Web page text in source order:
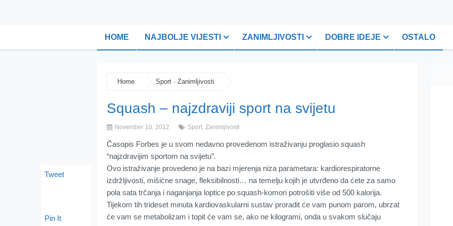
HOME NAJBOLJE VIJESTI ZANIMLJIVOSTI DOBRE IDEJE OSTALO
Home Sport · Zanimljivosti
Squash – najzdraviji sport na svijetu
November 10, 2012 Sport, Zanimljivosti
Časopis Forbes je u svom nedavno provedenom istraživanju proglasio squash
“najzdravijim sportom na svijetu”.
Ovo istraživanje provedeno je na bazi mjerenja niza parametara: kardiorespiratorne
izdržljivosti, mišićne snage, fleksibilnosti… na temelju kojih je utvrđeno da ćete za samo
pola sata trčanja i naganjanja loptice po squash-komori potrošiti više od 500 kalorija.
Tijekom tih trideset minuta kardiovaskularni sustav proradit će vam punom parom, ubrzat
će vam se metabolizam i topit će vam se, ako ne kilogrami, onda u svakom slučaju
Tweet
Pin It